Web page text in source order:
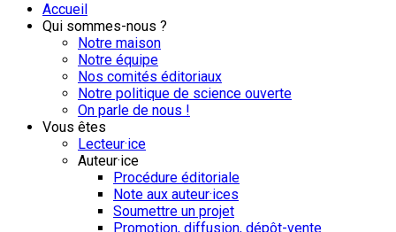
Accueil
Qui sommes-nous ?
Notre maison
Notre équipe
Nos comités éditoriaux
Notre politique de science ouverte
On parle de nous !
Vous êtes
Lecteur·ice
Auteur·ice
Procédure éditoriale
Note aux auteur·ices
Soumettre un projet
Promotion, diffusion, dépôt-vente